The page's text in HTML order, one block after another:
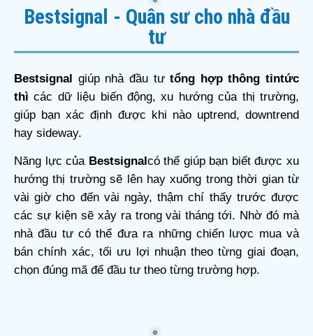
Bestsignal - Quân sư cho nhà đầu
tư
Bestsignal giúp nhà đầu tư tổng hợp thông tintức
thì các dữ liệu biến động, xu hướng của thị trường,
giúp bạn xác định được khi nào uptrend, downtrend
hay sideway.
Năng lực của Bestsignalcó thể giúp bạn biết được xu
hướng thị trường sẽ lên hay xuống trong thời gian từ
vài giờ cho đến vài ngày, thậm chí thấy trước được
các sự kiện sẽ xảy ra trong vài tháng tới. Nhờ đó mà
nhà đầu tư có thể đưa ra những chiến lược mua và
bán chính xác, tối ưu lợi nhuận theo từng giai đoạn,
chọn đúng mã để đầu tư theo từng trường hợp.